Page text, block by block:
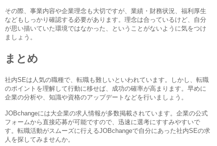
その際、事業内容や企業理念も大切ですが、業績・財務状況、福利厚生
などもしっかり確認する必要があります。理念は合っているけど、自分
が思い描いていた環境ではなかった、ということがないように気をつけ
ましょう。
まとめ
社内SEは人気の職種で、転職も難しいといわれています。しかし、転職
のポイントを理解して行動に移せば、成功の確率が高まります。早めに
企業の分析や、知識や資格のアップデートなどを行いましょう。
JOBchangeには大企業の求人情報が多数掲載されています。企業の公式
フォームから直接応募が可能ですので、迅速に選考にすすみやすいで
す。転職活動がスムーズに行えるJOBchangeで自分にあった社内SEの求
人を探してみませんか。